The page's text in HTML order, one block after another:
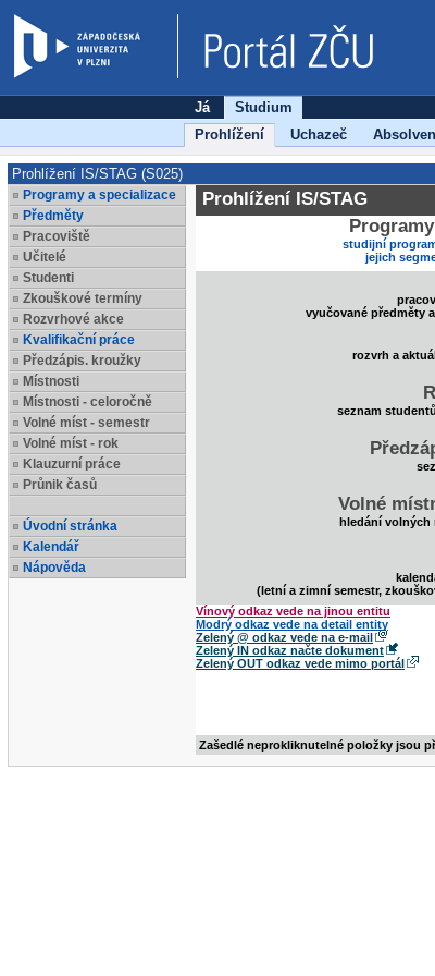
Já
Studium
Prohlížení
Uchazeč
Prohlížení IS/STAG (S025)
Programy a specializace
Předměty
Pracoviště
Učitelé
Studenti
Zkouškové termíny
Rozvrhové akce
Kvalifikační práce
Předzápis. kroužky
Místnosti
Místnosti - celoročně
Volné míst - semestr
Volné míst - rok
Klauzurní práce
Průnik časů
Úvodní stránka
Kalendář
Nápověda
Prohlížení IS/STAG
studijní
jejich
vyučované předměty
rozvrh a
seznam
Volné
hledání volných
(letní a zimní semestr,
Vínový odkaz vede na jinou entitu
Modrý odkaz vede na detail entity
Zelený @ odkaz vede na e-mail
Zelený IN odkaz načte dokument
Zelený OUT odkaz vede mimo portál
Zašedlé neprokliknutelné položky jsou